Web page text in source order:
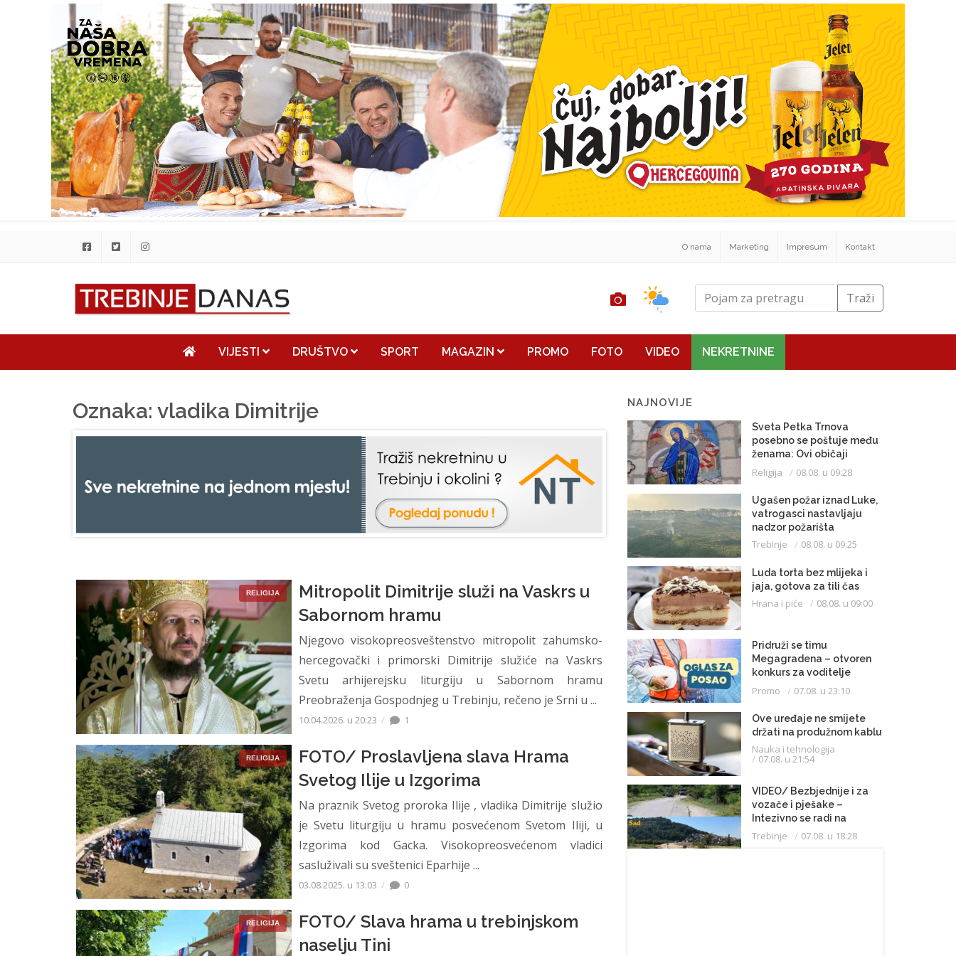
O nama Marketing Impresum Kontakt
Traži
VIJESTI DRUŠTVO SPORT MAGAZIN PROMO FOTO VIDEO NEKRETNINE
Oznaka: vladika Dimitrije
RELIGIJA
Mitropolit Dimitrije služi na Vaskrs u
Sabornom hramu
Njegovo visokopreosveštenstvo mitropolit zahumsko-
hercegovački i primorski Dimitrije služiće na Vaskrs
Svetu arhijerejsku liturgiju u Sabornom hramu
Preobraženja Gospodnjeg u Trebinju, rečeno je Srni u ...
10.04.2026. u 20:23 1
RELIGIJA
FOTO/ Proslavljena slava Hrama
Svetog Ilije u Izgorima
Na praznik Svetog proroka Ilije , vladika Dimitrije služio
je Svetu liturgiju u hramu posvećenom Svetom Iliji, u
Izgorima kod Gacka. Visokopreosvećenom vladici
sasluživali su sveštenici Eparhije ...
03.08.2025. u 13:03 0
RELIGIJA
FOTO/ Slava hrama u trebinjskom
naselju Tini
NAJNOVIJE
Sveta Petka Trnova
posebno se poštuje među
ženama: Ovi običaji
vijekovima se čuvaju
Religija 08.08. u 09:28
Ugašen požar iznad Luke,
vatrogasci nastavljaju
nadzor požarišta
Trebinje 08.08. u 09:25
Luda torta bez mlijeka i
jaja, gotova za tili čas
Hrana i piće 08.08. u 09:00
Pridruži se timu
Megagradena – otvoren
konkurs za voditelje
gradilišta
Promo 07.08. u 23:10
Ove uređaje ne smijete
držati na produžnom kablu
Nauka i tehnologija
07.08. u 21:54
VIDEO/ Bezbjednije i za
vozače i pješake –
Intezivno se radi na
proširenju saobraćajnice
Trebinje 07.08. u 18:28